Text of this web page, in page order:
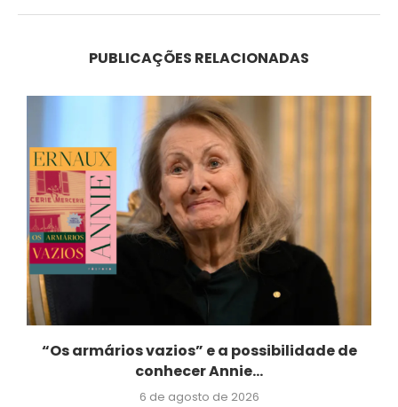
PUBLICAÇÕES RELACIONADAS
“Os armários vazios” e a possibilidade de
conhecer Annie...
6 de agosto de 2026